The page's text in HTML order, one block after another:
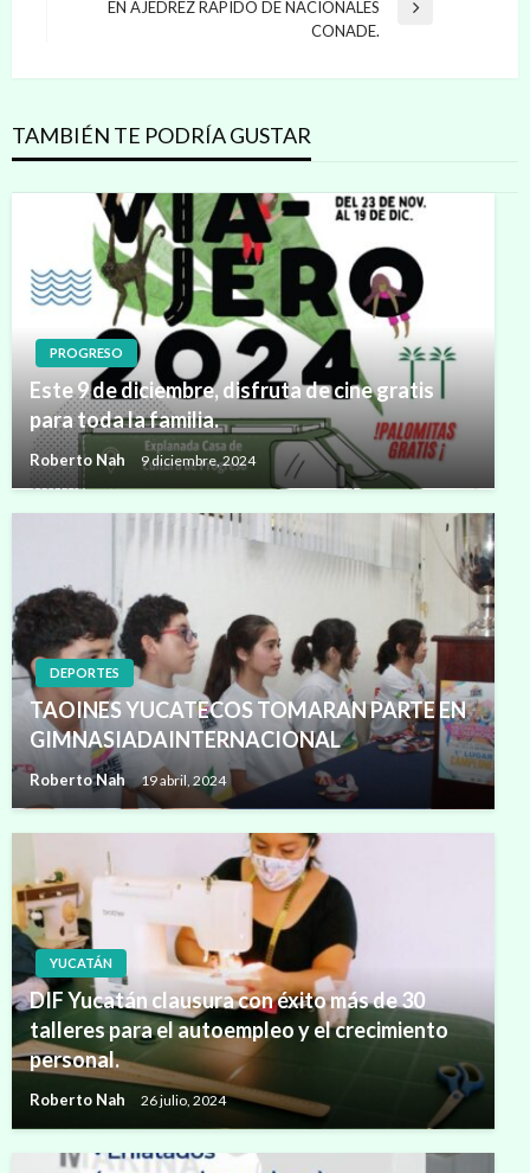
entradas
Entrada
EN AJEDREZ RAPIDO DE NACIONALES
CONADE.
TAMBIÉN TE PODRÍA GUSTAR
PROGRESO
Este 9 de diciembre, disfruta de cine gratis
para toda la familia.
Roberto Nah 9 diciembre, 2024
DEPORTES
TAOINES YUCATECOS TOMARAN PARTE EN
GIMNASIADAINTERNACIONAL
Roberto Nah 19 abril, 2024
YUCATÁN
DIF Yucatán clausura con éxito más de 30
talleres para el autoempleo y el crecimiento
personal.
Roberto Nah 26 julio, 2024